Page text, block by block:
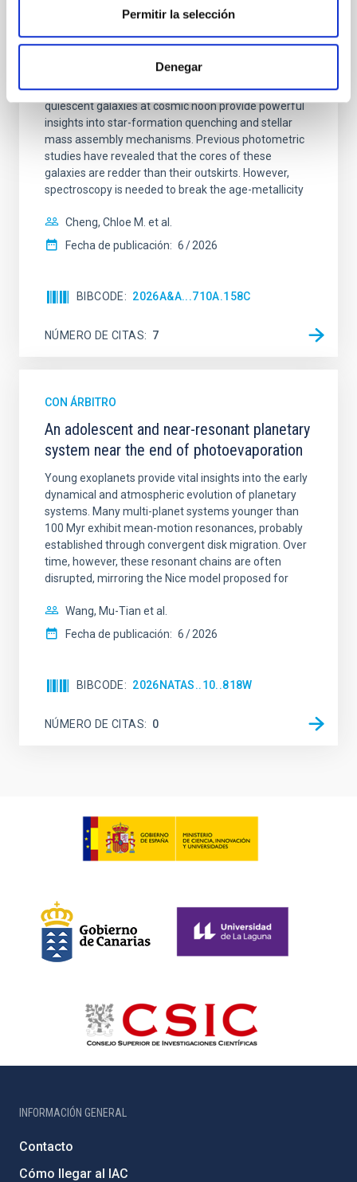
Permitir la selección
Denegar
galaxies at 1.2 ≲ z ≲ 2.2: Age, Fe-, and
Mg-abundance gradients from JWST-
Spatially resolved stellar populations of massive
quiescent galaxies at cosmic noon provide powerful
insights into star-formation quenching and stellar
mass assembly mechanisms. Previous photometric
studies have revealed that the cores of these
galaxies are redder than their outskirts. However,
spectroscopy is needed to break the age-metallicity
Cheng, Chloe M. et al.
Fecha de publicación: 6 2026
BIBCODE 2026A&A...710A.158C
NÚMERO DE CITAS 7
CON ÁRBITRO
An adolescent and near-resonant planetary
system near the end of photoevaporation
Young exoplanets provide vital insights into the early
dynamical and atmospheric evolution of planetary
systems. Many multi-planet systems younger than
100 Myr exhibit mean-motion resonances, probably
established through convergent disk migration. Over
time, however, these resonant chains are often
disrupted, mirroring the Nice model proposed for
Wang, Mu-Tian et al.
Fecha de publicación: 6 2026
BIBCODE 2026NATAS..10..818W
NÚMERO DE CITAS 0
INFORMACIÓN GENERAL
Contacto
Cómo llegar al IAC